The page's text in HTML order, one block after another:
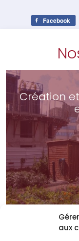
aux
Facebook
Création